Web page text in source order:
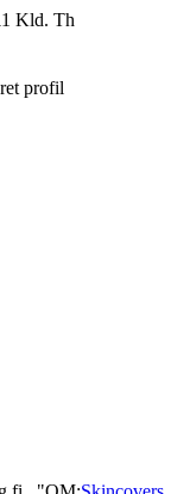
Kld. Th
profil